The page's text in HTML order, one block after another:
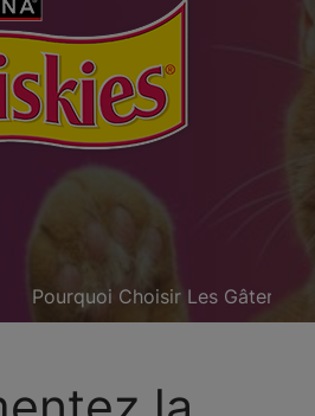
Pourquoi Choisir Les Gâteries